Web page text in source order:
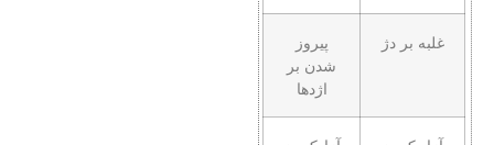
غلبه بر دژ
پیروز
شدن بر
اژدها